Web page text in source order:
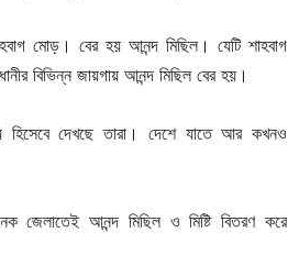
মোড়। বের হয় আনন্দ মিছিল। যেটি শাহবাগ
বিভিন্ন জায়গায় আনন্দ মিছিল বের হয়।
হিসেবে দেখছে তারা। দেশে যাতে আর কখনও
জেলাতেই আনন্দ মিছিল ও মিষ্টি বিতরণ করে